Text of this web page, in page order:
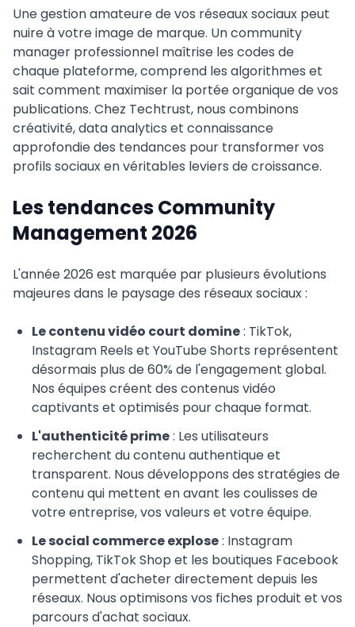
Une gestion amateure de vos réseaux sociaux peut
nuire à votre image de marque. Un community
manager professionnel maîtrise les codes de
chaque plateforme, comprend les algorithmes et
sait comment maximiser la portée organique de vos
publications. Chez Techtrust, nous combinons
créativité, data analytics et connaissance
approfondie des tendances pour transformer vos
profils sociaux en véritables leviers de croissance.
Les tendances Community
Management 2026
L'année 2026 est marquée par plusieurs évolutions
majeures dans le paysage des réseaux sociaux :
Le contenu vidéo court domine: TikTok,
Instagram Reels et YouTube Shorts représentent
désormais plus de 60% de l'engagement global.
Nos équipes créent des contenus vidéo
captivants et optimisés pour chaque format.
L'authenticité prime: Les utilisateurs
recherchent du contenu authentique et
transparent. Nous développons des stratégies de
contenu qui mettent en avant les coulisses de
votre entreprise, vos valeurs et votre équipe.
Le social commerce explose: Instagram
Shopping, TikTok Shop et les boutiques Facebook
permettent d'acheter directement depuis les
réseaux. Nous optimisons vos fiches produit et vos
parcours d'achat sociaux.